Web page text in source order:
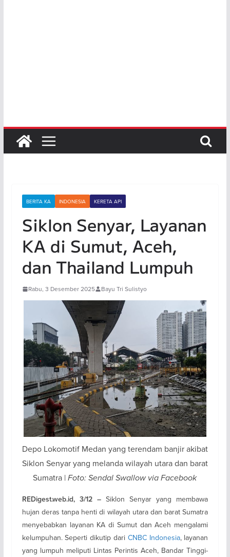
BERITA KA INDONESIA KERETA API
Siklon Senyar, Layanan
KA di Sumut, Aceh,
dan Thailand Lumpuh
Rabu, 3 Desember 2025 Bayu Tri Sulistyo
Depo Lokomotif Medan yang terendam banjir akibat
Siklon Senyar yang melanda wilayah utara dan barat
Sumatra |Foto: Sendal Swallow via Facebook
REDigest.web.id, 3/12 –Siklon Senyar yang membawa
hujan deras tanpa henti di wilayah utara dan barat Sumatra
menyebabkan layanan KA di Sumut dan Aceh mengalami
kelumpuhan. Seperti dikutip dari CNBC Indonesia, layanan
yang lumpuh meliputi Lintas Perintis Aceh, Bandar Tinggi-